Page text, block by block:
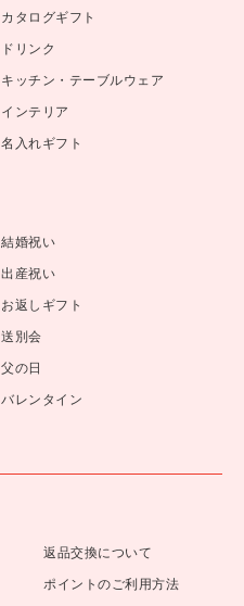
カタログギフト
ドリンク
キッチン・テーブルウェア
インテリア
名入れギフト
結婚祝い
出産祝い
お返しギフト
送別会
父の日
バレンタイン
返品交換について
ポイントのご利用方法